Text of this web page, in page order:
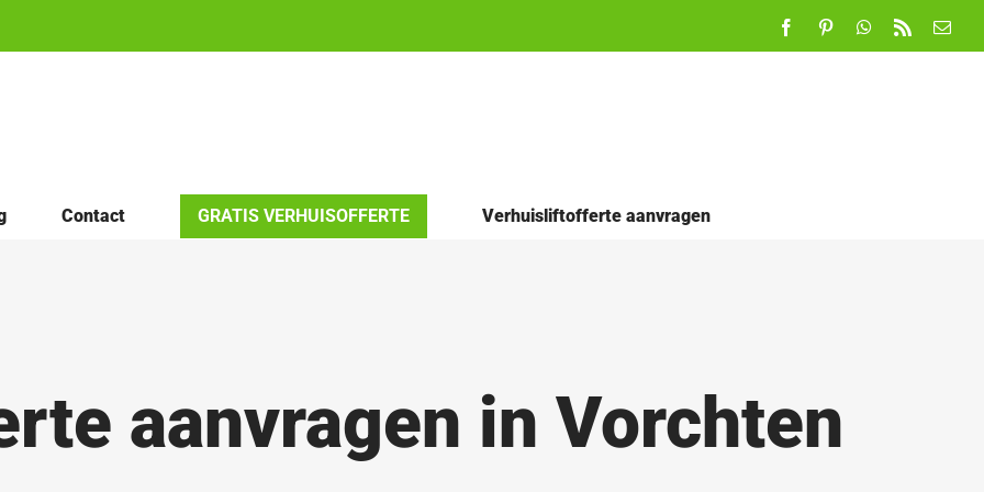
FacebookPinterestWhatsApp
Rss
E-
Contact GRATIS VERHUISOFFERTE Verhuisliftofferte aanvragen
aanvragen in Vorchten